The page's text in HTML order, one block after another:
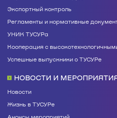
Экспортный контроль
Регламенты и нормативные
УНИК ТУСУРа
Кооперация с
Успешные выпускники о ТУСУРе
НОВОСТИ И
Новости
Жизнь в ТУСУРе
Анонсы мероприятий